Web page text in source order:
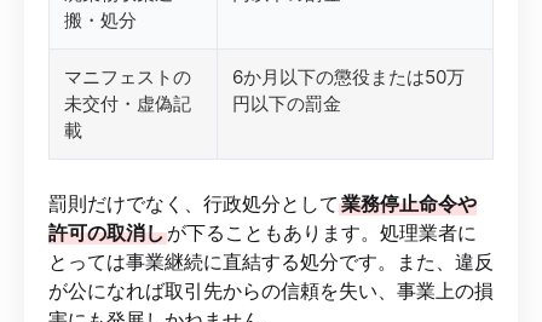
搬・処分
マニフェストの
未交付・虚偽記
載
6か月以下の懲役または50万
円以下の罰金
罰則だけでなく、行政処分として 業務停止命令や
許可の取消しが下ることもあります。処理業者に
とっては事業継続に直結する処分です。また、違反
が公になれば取引先からの信頼を失い、事業上の損